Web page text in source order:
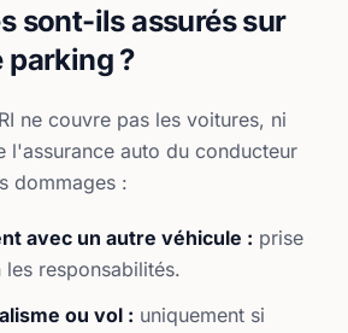
sont-ils assurés sur
parking ?
ne couvre pas les voitures, ni
l'assurance auto du conducteur
dommages :
avec un autre véhicule : prise
responsabilités.
ou vol : uniquement si